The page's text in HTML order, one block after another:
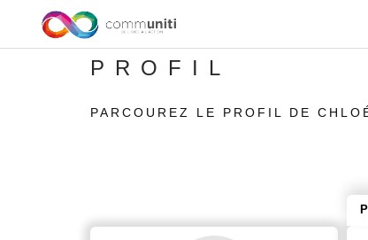
PROFIL
PARCOUREZ LE PROFIL DE